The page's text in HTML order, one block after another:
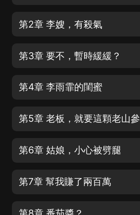
第2章 李嫂，有殺氣
第3章 要不，暫時緩緩？
第4章 李雨霏的閨蜜
第5章 老板，就要這顆老山參
第6章 姑娘，小心被劈腿
第7章 幫我賺了兩百萬